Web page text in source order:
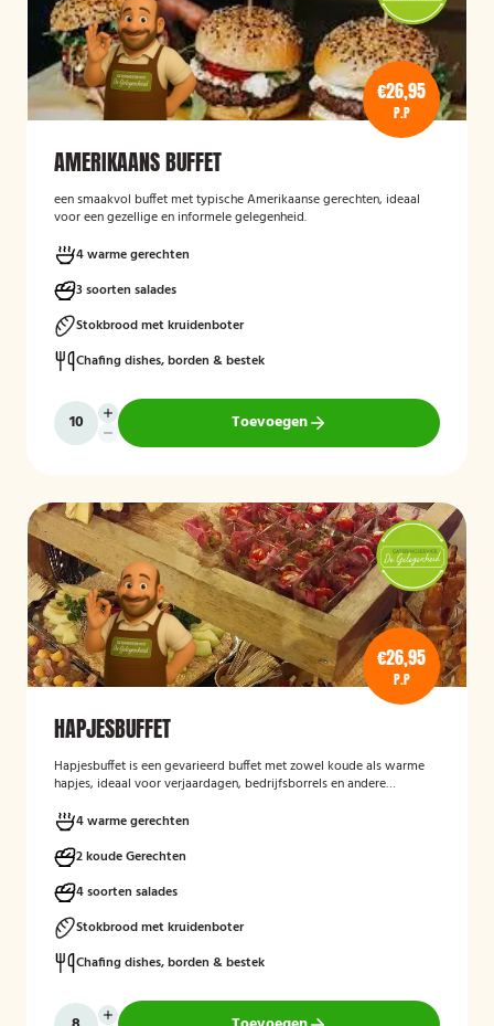
€26,95
P.P
AMERIKAANS BUFFET
een smaakvol buffet met typische Amerikaanse gerechten, ideaal
voor een gezellige en informele gelegenheid.
4 warme gerechten
3 soorten salades
Stokbrood met kruidenboter
Chafing dishes, borden & bestek
Toevoegen
€26,95
P.P
HAPJESBUFFET
Hapjesbuffet is een gevarieerd buffet met zowel koude als warme
hapjes, ideaal voor verjaardagen, bedrijfsborrels en andere
smaakvolle manier om gasten te laten genieten van verschillende
kleine gerechten, zonder een traditioneel diner te serveren.
4 warme gerechten
2 koude Gerechten
4 soorten salades
Stokbrood met kruidenboter
Chafing dishes, borden & bestek